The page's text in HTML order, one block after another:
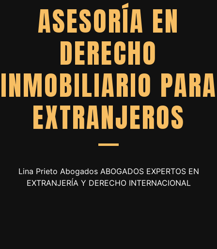
ASESORÍA EN
DERECHO
INMOBILIARIO PARA
EXTRANJEROS
Lina Prieto Abogados ABOGADOS EXPERTOS EN
EXTRANJERÍA Y DERECHO INTERNACIONAL